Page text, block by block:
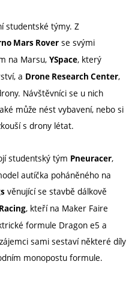
studentské týmy. Z
Mars Rover se svými
na Marsu, YSpace, který
a Drone Research Center,
Návštěvníci se u nich
může nést vybavení, nebo si
s drony létat.
studentský tým Pneuracer,
autíčka poháněného na
věnující se stavbě dálkově
, kteří na Maker Faire
formule Dragon e5 a
sami sestaví některé díly
monopostu formule.